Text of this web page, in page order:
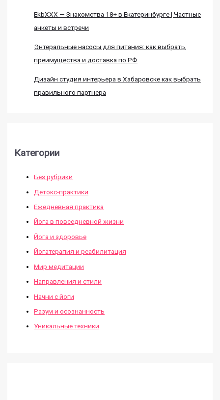
EkbXXX — Знакомства 18+ в Екатеринбурге | Частные
анкеты и встречи
Энтеральные насосы для питания: как выбрать,
преимущества и доставка по РФ
Дизайн студия интерьера в Хабаровске как выбрать
правильного партнера
Категории
Без рубрики
Детокс-практики
Ежедневная практика
Йога в повседневной жизни
Йога и здоровье
Йогатерапия и реабилитация
Мир медитации
Направления и стили
Начни с йоги
Разум и осознанность
Уникальные техники